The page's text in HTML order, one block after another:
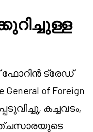
ഫോറിൻ ട്രേഡ്
of Foreign
കച്ചവടം,